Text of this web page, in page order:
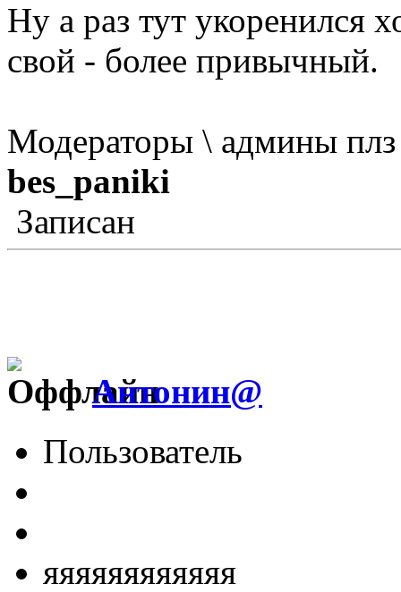
Ну а раз тут укоренился
свой - более привычный.
Модераторы \ админы
bes_paniki
Записан
Антонин@
Пользователь
яяяяяяяяяяяя